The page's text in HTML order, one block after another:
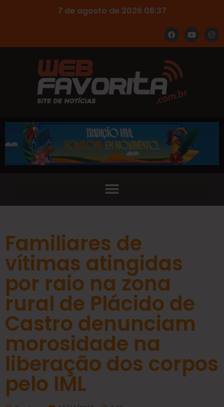
7 de agosto de 2026 08:37
Familiares de
vítimas atingidas
por raio na zona
rural de Plácido de
Castro denunciam
morosidade na
liberação dos corpos
pelo IML